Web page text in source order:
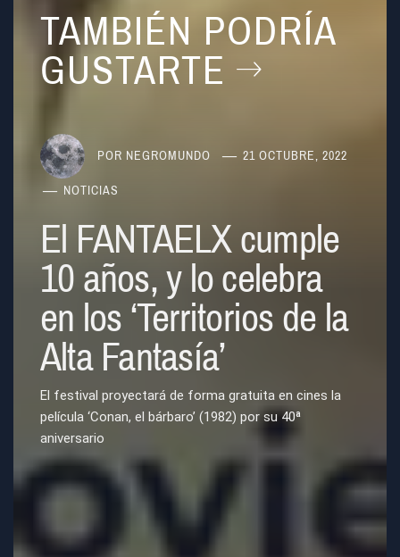
TAMBIÉN PODRÍA
GUSTARTE
POR NEGROMUNDO 21 OCTUBRE, 2022
NOTICIAS
El FANTAELX cumple
10 años, y lo celebra
en los ‘Territorios de la
Alta Fantasía’
El festival proyectará de forma gratuita en cines la
película ‘Conan, el bárbaro’ (1982) por su 40ª
aniversario